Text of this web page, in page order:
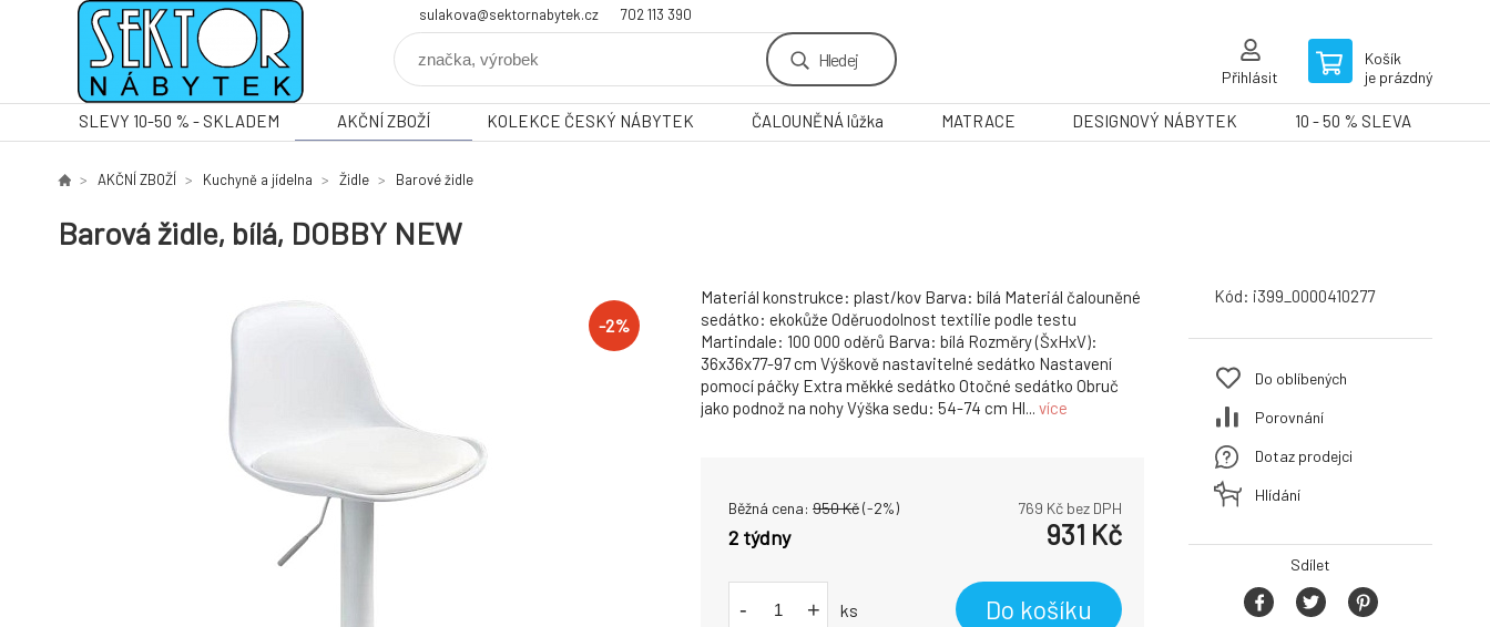
sulakova@sektornabytek.cz 702 113 390
Hledej
Přihlásit
Košík
je prázdný
SLEVY 10-50 % - SKLADEM AKČNÍ ZBOŽÍ KOLEKCE ČESKÝ NÁBYTEK ČALOUNĚNÁ lůžka MATRACE DESIGNOVÝ NÁBYTEK 10 - 50 % SLEVA
AKČNÍ ZBOŽÍ Kuchyně a jídelna Židle Barové židle
Barová židle, bílá, DOBBY NEW
-2%
Materiál konstrukce: plast/kov Barva: bílá Materiál čalouněné
sedátko: ekokůže Oděruodolnost textilie podle testu
Martindale: 100 000 oděrů Barva: bílá Rozměry (ŠxHxV):
36x36x77-97 cm Výškově nastavitelné sedátko Nastavení
pomocí páčky Extra měkké sedátko Otočné sedátko Obruč
jako podnož na nohy Výška sedu: 54-74 cm Hl... více
Běžná cena: 950Kč(-2%) 769 Kč bez DPH
2 týdny 931 Kč
- + ks Do košíku
Kód: i399_0000410277
Do oblíbených
Porovnání
Dotaz prodejci
Hlídání
Sdílet